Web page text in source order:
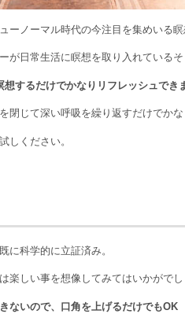
ーノーマル時代の今注目を集めいる瞑
が日常生活に瞑想を取り入れているそ
するだけでかなりリフレッシュでき
閉じて深い呼吸を繰り返すだけでかな
しください。
に科学的に立証済み。
楽しい事を想像してみてはいかがでし
ないので、口角を上げるだけでもOK